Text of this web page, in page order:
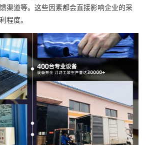
渠道等。这些因素都会直接影响企业的采
程度。